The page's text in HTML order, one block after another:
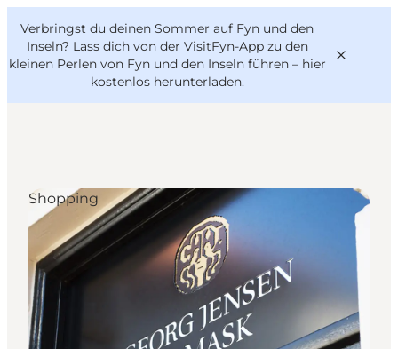
Verbringst du deinen Sommer auf Fyn und den
Inseln? Lass dich von der VisitFyn-App zu den
kleinen Perlen von Fyn und den Inseln führen – hier
kostenlos herunterladen.
Reise Ideen
Outdoor & bike
Essen & trinken
Übernachtung
VisitFyn
Deutsch
Shopping